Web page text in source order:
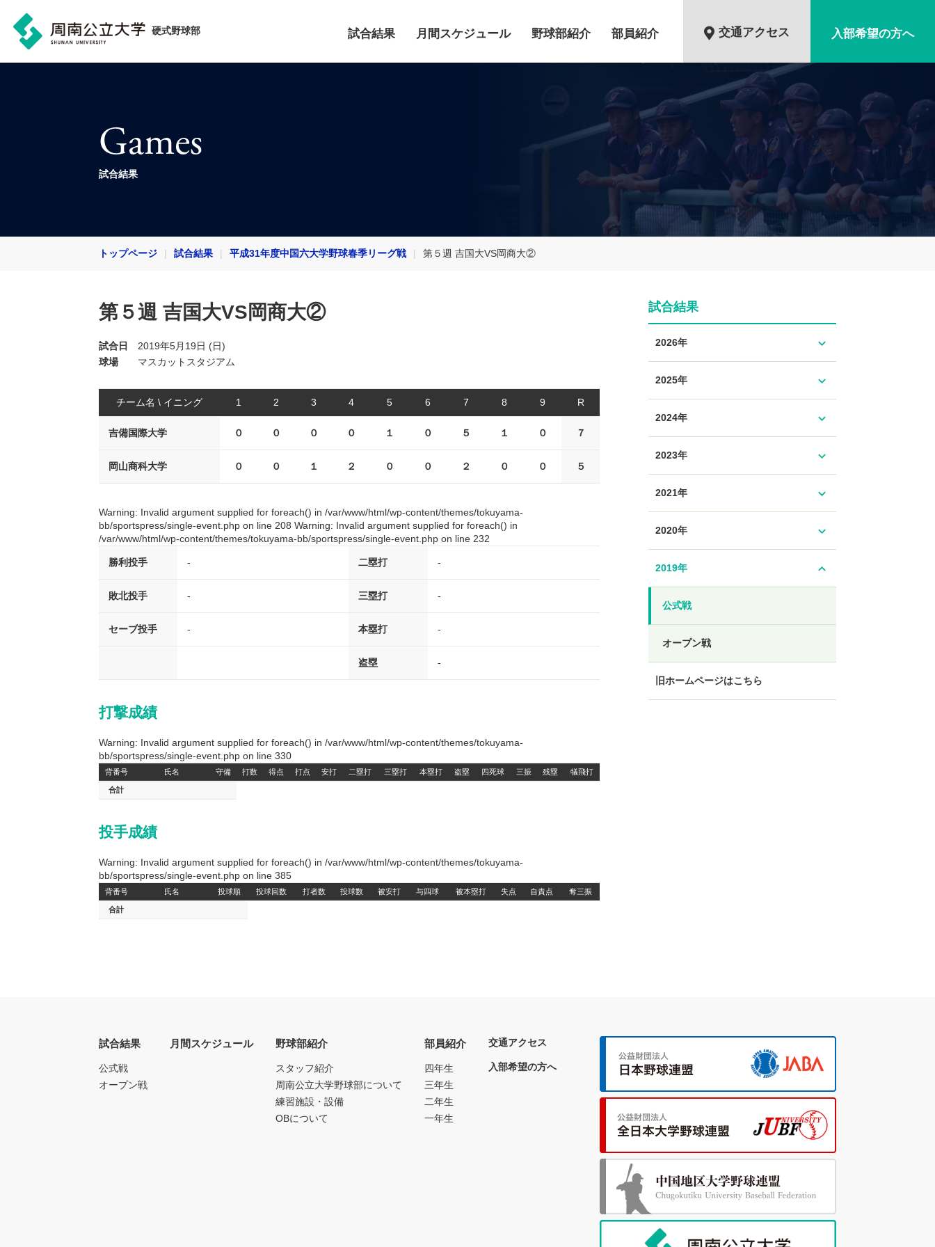
硬式野球部 試合結果 月間スケジュール 野球部紹介 部員紹介 交通アクセス 入部希望の方へ
Games
試合結果
トップページ 試合結果 平成31年度中国六大学野球春季リーグ戦 第５週 吉国大VS岡商大②
第５週 吉国大VS岡商大②
試合日
2019年5月19日 (日)
球場
マスカットスタジアム
チーム名 \ イニング 1 2 3 4 5 6 7 8 9 R
吉備国際大学 ０ ０ ０ ０ １ ０ ５ １ ０ ７
岡山商科大学 ０ ０ １ ２ ０ ０ ２ ０ ０ ５
Warning: Invalid argument supplied for foreach() in /var/www/html/wp-content/themes/tokuyama-
bb/sportspress/single-event.php on line 208 Warning: Invalid argument supplied for foreach() in
/var/www/html/wp-content/themes/tokuyama-bb/sportspress/single-event.php on line 232
勝利投手 - 二塁打 -
敗北投手 - 三塁打 -
セーブ投手 - 本塁打 -
盗塁 -
打撃成績
Warning: Invalid argument supplied for foreach() in /var/www/html/wp-content/themes/tokuyama-
bb/sportspress/single-event.php on line 330
背番号 氏名 守備 打数 得点 打点 安打 二塁打 三塁打 本塁打 盗塁 四死球 三振 残塁 犠飛打
合計
投手成績
Warning: Invalid argument supplied for foreach() in /var/www/html/wp-content/themes/tokuyama-
bb/sportspress/single-event.php on line 385
背番号 氏名 投球順 投球回数 打者数 投球数 被安打 与四球 被本塁打 失点 自責点 奪三振
合計
試合結果
2026年 expand_more
2025年 expand_more
2024年 expand_more
2023年 expand_more
2021年 expand_more
2020年 expand_more
2019年 expand_less
公式戦
オープン戦
旧ホームページはこちら
試合結果
公式戦
オープン戦
月間スケジュール 野球部紹介
スタッフ紹介
周南公立大学野球部について
練習施設・設備
OBについて
部員紹介
四年生
三年生
二年生
一年生
交通アクセス
入部希望の方へ